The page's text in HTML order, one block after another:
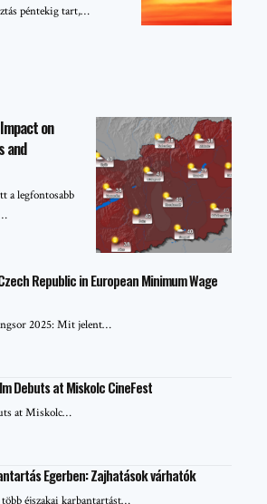
péntekig tart,…
on
and
a legfontosabb
Republic in European Minimum Wage
2025: Mit jelent…
Debuts at Miskolc CineFest
at Miskolc…
Egerben: Zajhatások várhatók
éjszakai karbantartást…